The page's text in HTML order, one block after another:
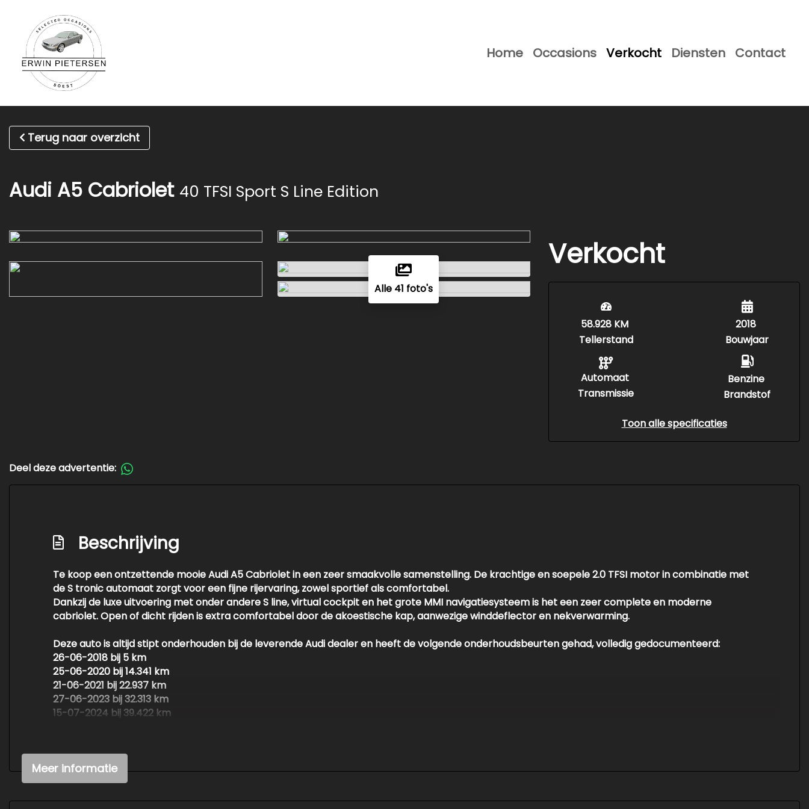
Home Occasions Verkocht Diensten Contact
Terug naar overzicht
Audi A5 Cabriolet 40 TFSI Sport S Line Edition
Alle 41 foto's
Verkocht
58.928 KM
Tellerstand
Automaat
Transmissie
2018
Bouwjaar
Benzine
Brandstof
Toon alle specificaties
Deel deze advertentie:
Beschrijving
Te koop een ontzettende mooie Audi A5 Cabriolet in een zeer smaakvolle samenstelling. De krachtige en soepele 2.0 TFSI motor in combinatie met
de S tronic automaat zorgt voor een fijne rijervaring, zowel sportief als comfortabel.
Dankzij de luxe uitvoering met onder andere S line, virtual cockpit en het grote MMI navigatiesysteem is het een zeer complete en moderne
cabriolet. Open of dicht rijden is extra comfortabel door de akoestische kap, aanwezige winddeflector en nekverwarming.
Deze auto is altijd stipt onderhouden bij de leverende Audi dealer en heeft de volgende onderhoudsbeurten gehad, volledig gedocumenteerd:
26-06-2018 bij 5 km
25-06-2020 bij 14.341 km
21-06-2021 bij 22.937 km
27-06-2023 bij 32.313 km
15-07-2024 bij 39.422 km
Kortom een stijlvolle en goed uitgevoerde cabriolet, perfect dealer onderhouden en helemaal klaar voor het nieuwe cabriolet seizoen.
Highlights:
Meer informatie